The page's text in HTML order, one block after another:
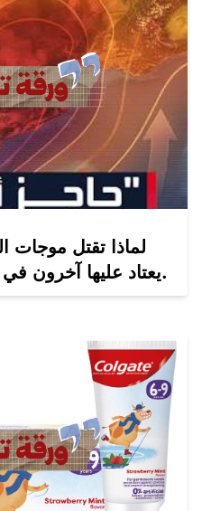
لماذا تقتل موجات
يعتاد عليها آخرون في الدول العربية مثل مصر.